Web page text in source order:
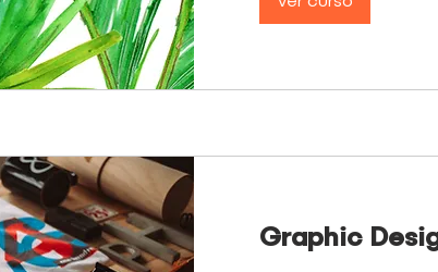
Graphic